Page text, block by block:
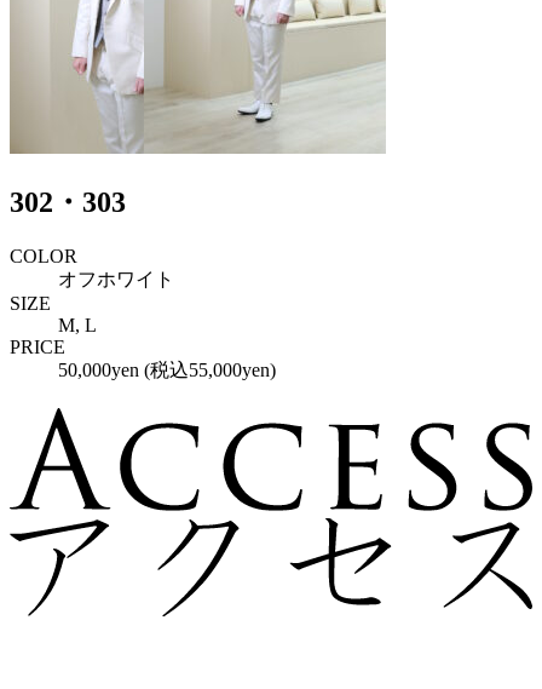
302・303
COLOR
オフホワイト
SIZE
M, L
PRICE
50,000yen (税込55,000yen)